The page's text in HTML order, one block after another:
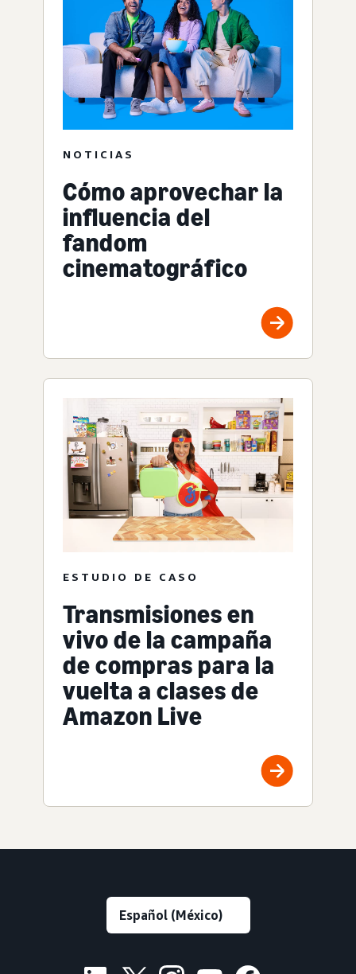
NOTICIAS
Cómo aprovechar la
influencia del
fandom
cinematográfico
ESTUDIO DE CASO
Transmisiones en
vivo de la campaña
de compras para la
vuelta a clases de
Amazon Live